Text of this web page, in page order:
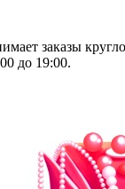
заказы
до 19:00.